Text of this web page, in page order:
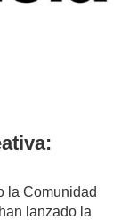
la Comunidad
lanzado la